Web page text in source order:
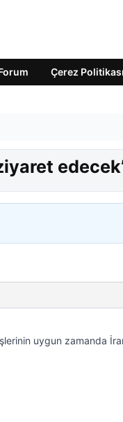
Çerez Politikası
uygun zamanda